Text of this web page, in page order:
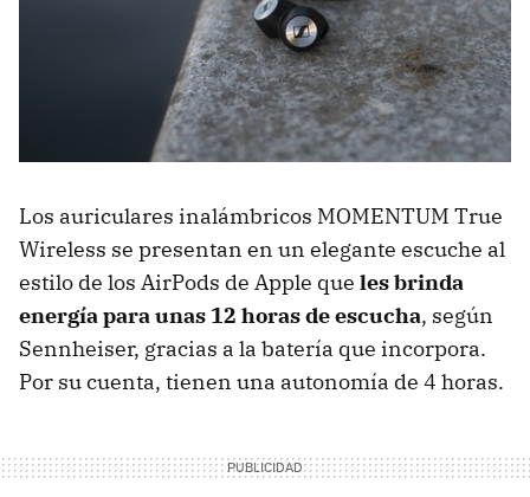
Los auriculares inalámbricos MOMENTUM True
Wireless se presentan en un elegante escuche al
estilo de los AirPods de Apple que les brinda
energía para unas 12 horas de escucha, según
Sennheiser, gracias a la batería que incorpora.
Por su cuenta, tienen una autonomía de 4 horas.